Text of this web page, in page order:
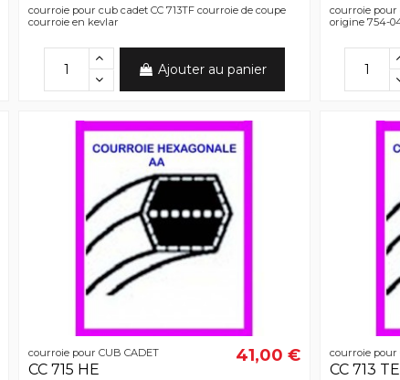
courroie pour cub cadet CC 713TF courroie de coupe
courroie en kevlar
Ajouter au panier
courroie pour
origine 754-
courroie pour CUB CADET
CC 715 HE
41,00 € courroie pour
CC 713 TE